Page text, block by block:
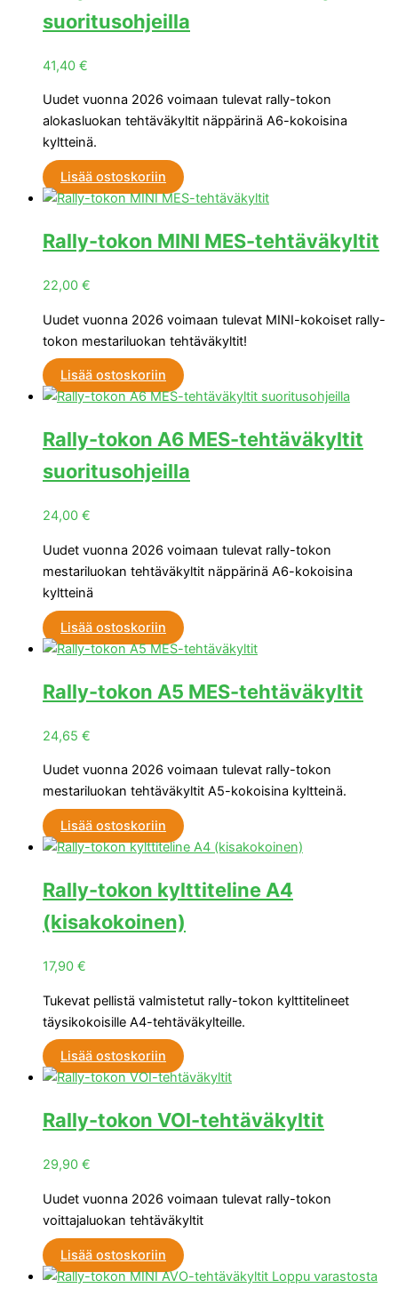
suoritusohjeilla
41,40 €
Uudet vuonna 2026 voimaan tulevat rally-tokon
alokasluokan tehtäväkyltit näppärinä A6-kokoisina
kyltteinä.
Lisää ostoskoriin
Rally-tokon MINI MES-tehtäväkyltit
22,00 €
Uudet vuonna 2026 voimaan tulevat MINI-kokoiset rally-
tokon mestariluokan tehtäväkyltit!
Lisää ostoskoriin
Rally-tokon A6 MES-tehtäväkyltit
suoritusohjeilla
24,00 €
Uudet vuonna 2026 voimaan tulevat rally-tokon
mestariluokan tehtäväkyltit näppärinä A6-kokoisina
kyltteinä
Lisää ostoskoriin
Rally-tokon A5 MES-tehtäväkyltit
24,65 €
Uudet vuonna 2026 voimaan tulevat rally-tokon
mestariluokan tehtäväkyltit A5-kokoisina kyltteinä.
Lisää ostoskoriin
Rally-tokon kylttiteline A4
(kisakokoinen)
17,90 €
Tukevat pellistä valmistetut rally-tokon kylttitelineet
täysikokoisille A4-tehtäväkylteille.
Lisää ostoskoriin
Rally-tokon VOI-tehtäväkyltit
29,90 €
Uudet vuonna 2026 voimaan tulevat rally-tokon
voittajaluokan tehtäväkyltit
Lisää ostoskoriin
Loppu varastosta